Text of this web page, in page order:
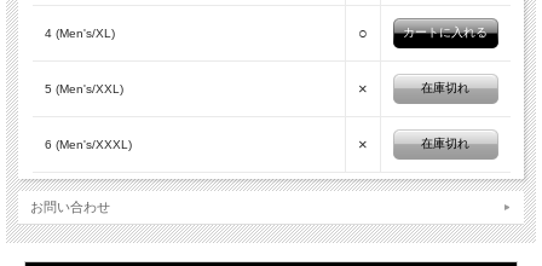
4 (Men's/XL) ○
5 (Men's/XXL) × 在庫切れ
6 (Men's/XXXL) × 在庫切れ
お問い合わせ